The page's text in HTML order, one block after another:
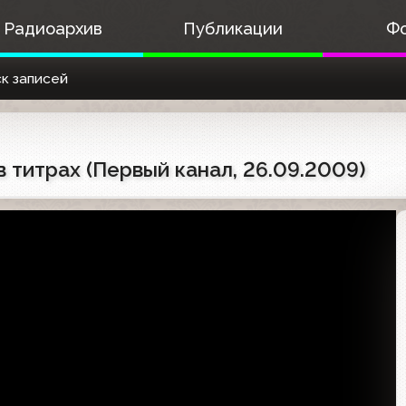
Радиоархив Публикации
записей
титрах (Первый канал, 26.09.2009)